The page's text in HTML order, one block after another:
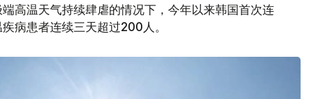
高温天气持续肆虐的情况下，今年以来韩国首次连
病患者连续三天超过200人。